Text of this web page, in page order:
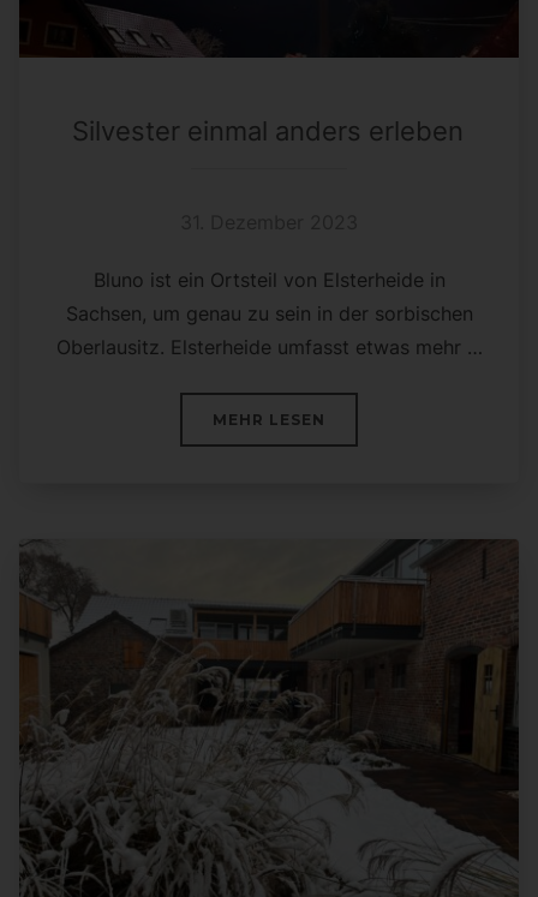
Silvester einmal anders erleben
Bluno ist ein Ortsteil von Elsterheide in
Sachsen, um genau zu sein in der sorbischen
Oberlausitz. Elsterheide umfasst etwas mehr …
MEHR ÜBER „SILVESTER EINMAL
LESEN